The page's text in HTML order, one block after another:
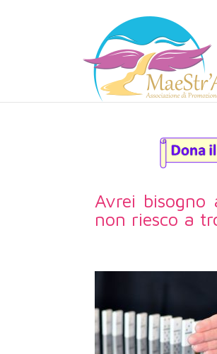
Avrei
non riesco a